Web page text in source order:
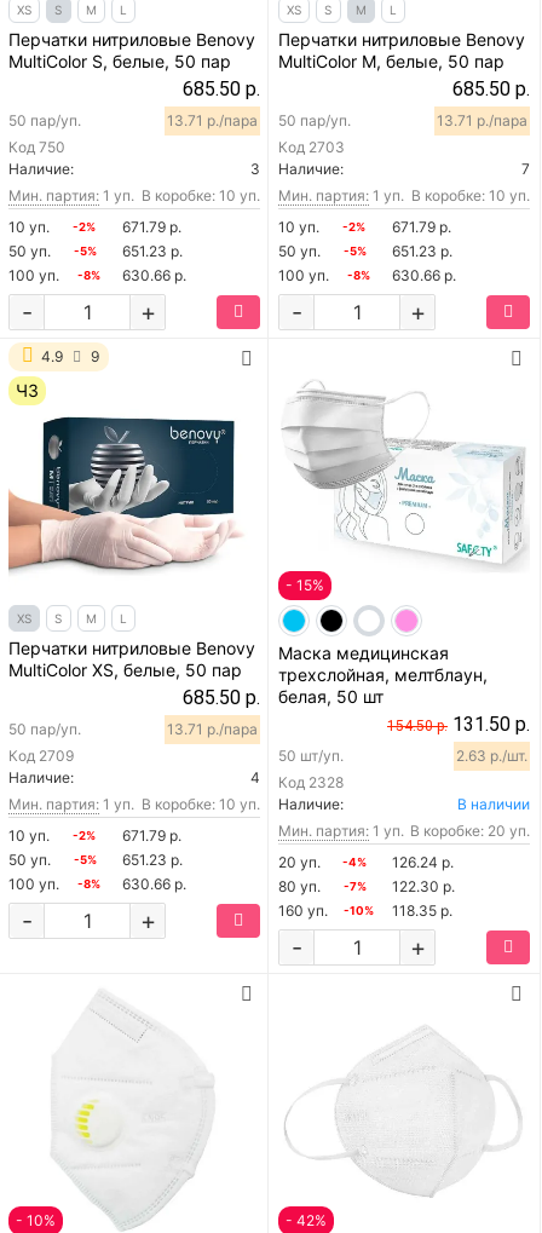
XS S M L
Перчатки нитриловые Benovy
MultiColor S, белые, 50 пар
685.50 р.
Код 750
50 пар/уп. 13.71 р./пара
Наличие:
3
Мин. партия: 1 уп. В коробке: 10 уп.
10 уп.
-2%
671.79 р.
50 уп.
-5%
651.23 р.
100 уп.
-8% 630.66 р.
+
-
XS S M L
Перчатки нитриловые Benovy
MultiColor M, белые, 50 пар
685.50 р.
Код 2703
50 пар/уп. 13.71 р./пара
Наличие:
7
Мин. партия: 1 уп. В коробке: 10 уп.
10 уп.
-2%
671.79 р.
50 уп.
-5%
651.23 р.
100 уп.
-8% 630.66 р.
+
-
4.9 9
ЧЗ
XS S M L
Перчатки нитриловые Benovy
MultiColor XS, белые, 50 пар
685.50 р.
Код 2709
50 пар/уп. 13.71 р./пара
Наличие:
4
Мин. партия: 1 уп. В коробке: 10 уп.
10 уп.
-2%
671.79 р.
50 уп.
-5%
651.23 р.
100 уп.
-8% 630.66 р.
+
-
- 15%
Маска медицинская
трехслойная, мелтблаун,
белая, 50 шт
154.50 р. 131.50 р.
Код 2328
50 шт/уп. 2.63 р./шт.
Наличие:
В наличии
Мин. партия: 1 уп. В коробке: 20 уп.
20 уп.
-4%
126.24 р.
80 уп.
-7%
122.30 р.
160 уп.
-10% 118.35 р.
+
-
- 10% - 42%